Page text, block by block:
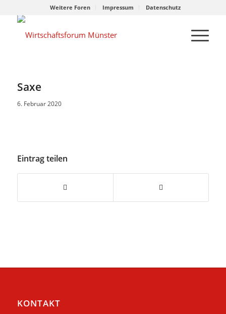
Weitere Foren Impressum Datenschutz
Saxe
6. Februar 2020
Eintrag teilen
KONTAKT